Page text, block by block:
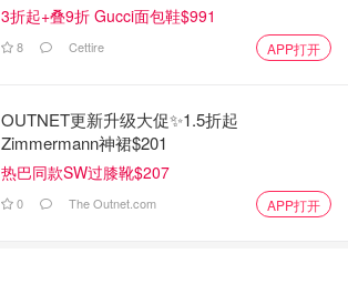
3折起+叠9折 Gucci面包鞋$991
8 Cettire APP打开
OUTNET更新升级大促✨1.5折起
Zimmermann神裙$201
热巴同款SW过膝靴$207
0 The Outnet.com APP打开